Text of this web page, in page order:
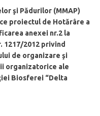
şi Pădurilor (MMAP)
proiectul de Hotărâre a
anexei nr.2 la
1217/2012 privind
de organizare şi
organizatorice ale
Biosferei “Delta